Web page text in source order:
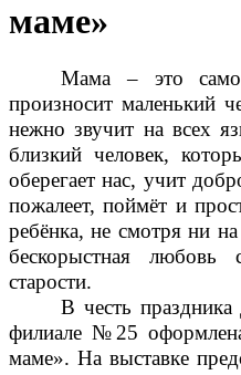
маме»
Мама – это
произносит маленький
нежно звучит на всех
близкий человек,
оберегает нас, учит
пожалеет, поймёт и
ребёнка, не смотря ни
бескорыстная
старости.
В честь
филиале №25
маме». На выставке